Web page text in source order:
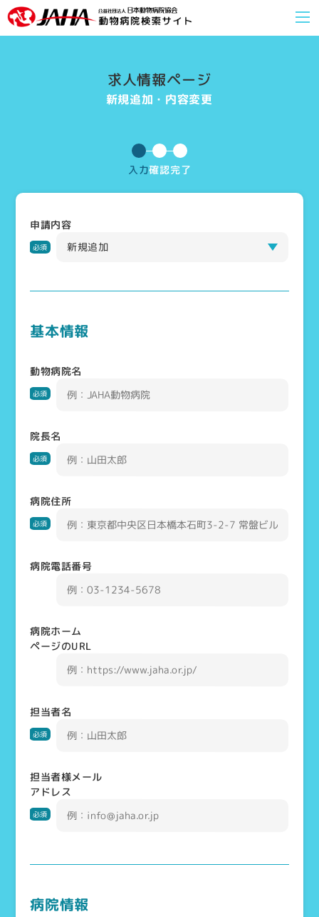
求人情報ページ
新規追加・内容変更
入力確認完了
申請内容
必須 新規追加
基本情報
動物病院名
必須
院長名
必須
病院住所
必須
病院電話番号
病院ホーム
ページのURL
担当者名
必須
担当者様メール
アドレス
必須
病院情報